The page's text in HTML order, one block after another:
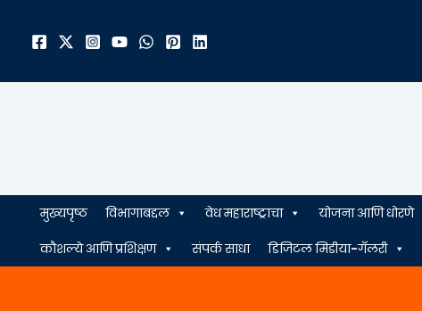
मुख्यपृष्ठ विभागाबद्दल वेध महाराष्ट्राचा योजना आणि धोरणे
कौशल्ये आणि प्रशिक्षण
संपर्क साधा डिजिटल मिडीया-गॅलरी